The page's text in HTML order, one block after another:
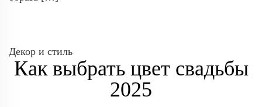
Декор и стиль
Как выбрать цвет свадьбы
2025